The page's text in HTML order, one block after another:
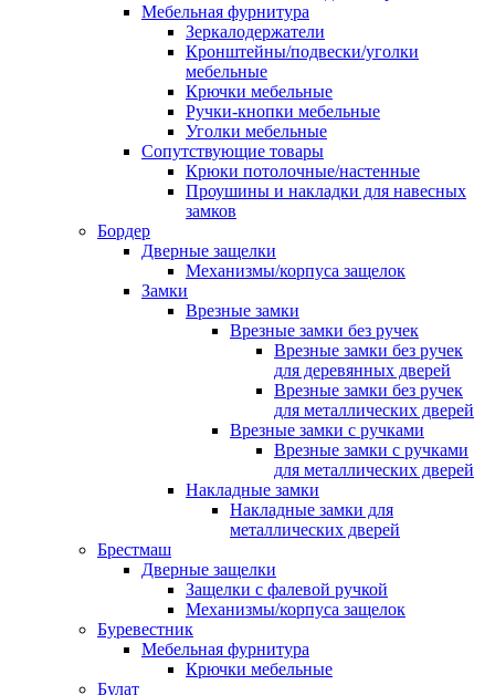
Мебельная фурнитура
Зеркалодержатели
Кронштейны/подвески/уголки
мебельные
Крючки мебельные
Ручки-кнопки мебельные
Уголки мебельные
Сопутствующие товары
Крюки потолочные/настенные
Проушины и накладки для навесных
замков
Бордер
Дверные защелки
Механизмы/корпуса защелок
Замки
Врезные замки
Врезные замки без ручек
Врезные замки без ручек
для деревянных дверей
Врезные замки без ручек
для металлических дверей
Врезные замки с ручками
Врезные замки с ручками
для металлических дверей
Накладные замки
Накладные замки для
металлических дверей
Брестмаш
Дверные защелки
Защелки с фалевой ручкой
Механизмы/корпуса защелок
Буревестник
Мебельная фурнитура
Крючки мебельные
Булат